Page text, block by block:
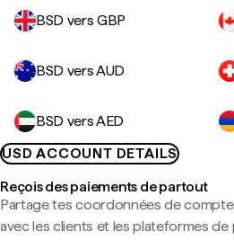
BSD vers GBP
BSD vers AUD
BSD vers AED
USD ACCOUNT DETAILS
Reçois des paiements de partout
Partage tes coordonnées de compte
avec les clients et les plateformes